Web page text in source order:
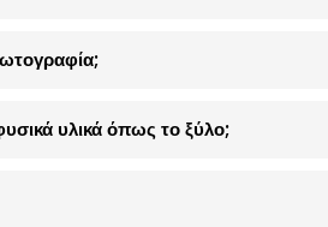
υλικά όπως το ξύλο;